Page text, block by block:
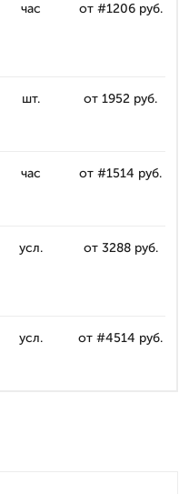
час от #1206 руб.
шт. от 1952 руб.
час от #1514 руб.
усл. от 3288 руб.
усл. от #4514 руб.